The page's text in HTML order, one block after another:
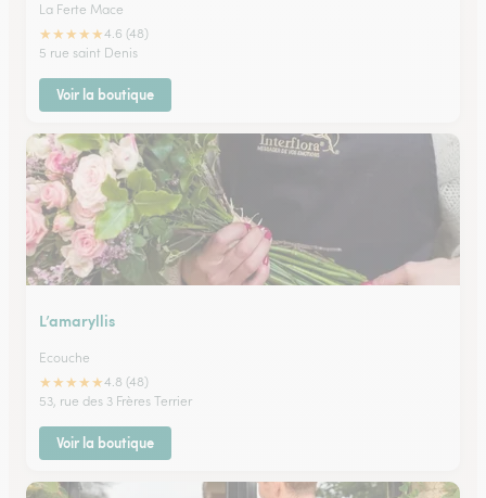
La Ferte Mace
★★★★★4.6 (48)
5 rue saint Denis
Voir la boutique
L’amaryllis
Ecouche
★★★★★4.8 (48)
53, rue des 3 Frères Terrier
Voir la boutique